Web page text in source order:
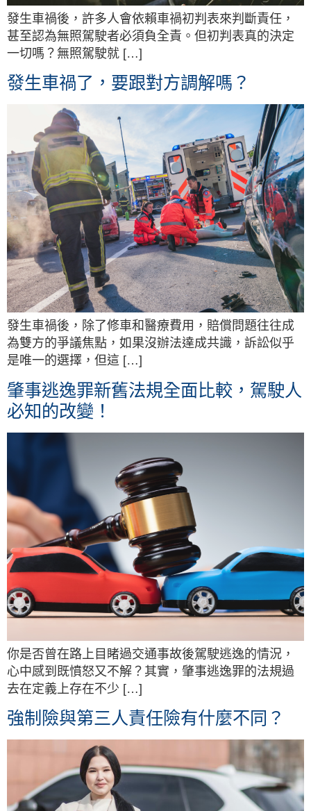
發生車禍後，許多人會依賴車禍初判表來判斷責任，
甚至認為無照駕駛者必須負全責。但初判表真的決定
一切嗎？無照駕駛就 […]
發生車禍了，要跟對方調解嗎？
發生車禍後，除了修車和醫療費用，賠償問題往往成
為雙方的爭議焦點，如果沒辦法達成共識，訴訟似乎
是唯一的選擇，但這 […]
肇事逃逸罪新舊法規全面比較，駕駛人
必知的改變！
你是否曾在路上目睹過交通事故後駕駛逃逸的情況，
心中感到既憤怒又不解？其實，肇事逃逸罪的法規過
去在定義上存在不少 […]
強制險與第三人責任險有什麼不同？